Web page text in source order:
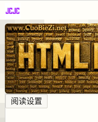
阅读设置